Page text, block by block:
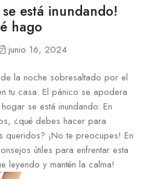
se está inundando!
hago
junio 16, 2024
la​ noche sobresaltado por el
tu casa. El pánico se​ apodera
se está inundando. En
‍¿qué debes hacer para
queridos? ¡No te preocupes! En
útiles para enfrentar esta
leyendo y mantén la calma!